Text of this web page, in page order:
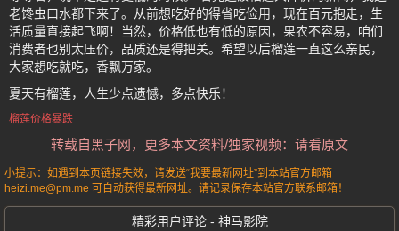
老馋虫口水都下来了。从前想吃好的得省吃俭用，现在百元抱走，生
活质量直接起飞啊！当然，价格低也有低的原因，果农不容易，咱们
消费者也别太压价，品质还是得把关。希望以后榴莲一直这么亲民，
大家想吃就吃，香飘万家。
夏天有榴莲，人生少点遗憾，多点快乐！
榴莲价格暴跌
转载自黑子网，更多本文资料/独家视频：请看原文
小提示：如遇到本页链接失效，请发送“我要最新网址”到本站官方邮箱
heizi.me@pm.me 可自动获得最新网址。请记录保存本站官方联系邮箱！
精彩用户评论 - 神马影院